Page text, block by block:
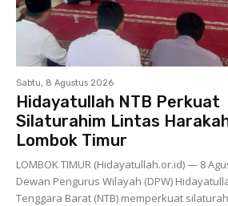
Sabtu, 8 Agustus 2026
Hidayatullah NTB Perkuat
Silaturahim Lintas
Lombok Timur
LOMBOK TIMUR (Hidayatullah.or.id) — 8
Dewan Pengurus Wilayah (DPW)
Tenggara Barat (NTB) memperkuat